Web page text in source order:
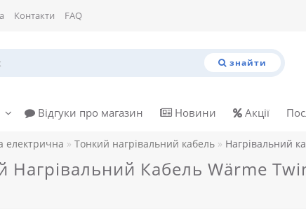
Контакти FAQ
знайти
Відгуки про магазин Новини Акції
електрична Тонкий нагрівальний кабель Нагрівальний
Кабель Wärme